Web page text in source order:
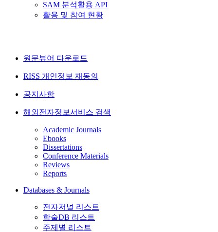
SAM 분석활용 API
활용 및 참여 현황
원문뷰어 다운로드
RISS 개인정보 재동의
공지사항
해외전자정보서비스 검색
Academic Journals
Ebooks
Dissertations
Conference Materials
Reviews
Reports
Databases & Journals
전자저널 리스트
학술DB 리스트
주제별 리스트